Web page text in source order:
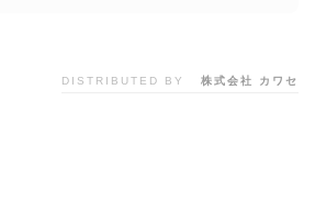
DISTRIBUTED BY 株式会社 カワセ